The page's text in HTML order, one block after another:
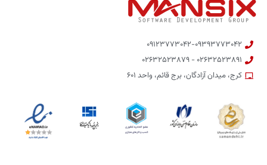
۰۹۱۲۳۷۷۳۰۴۲-۰۹۳۹۳۷۷۳۰۴۲
۰۲۶۳۲۵۲۳۸۹۱ - ۰۲۶۳۲۵۲۳۸۷۹
کرج، میدان آزادگان، برج قائم، واحد ۶۰۱